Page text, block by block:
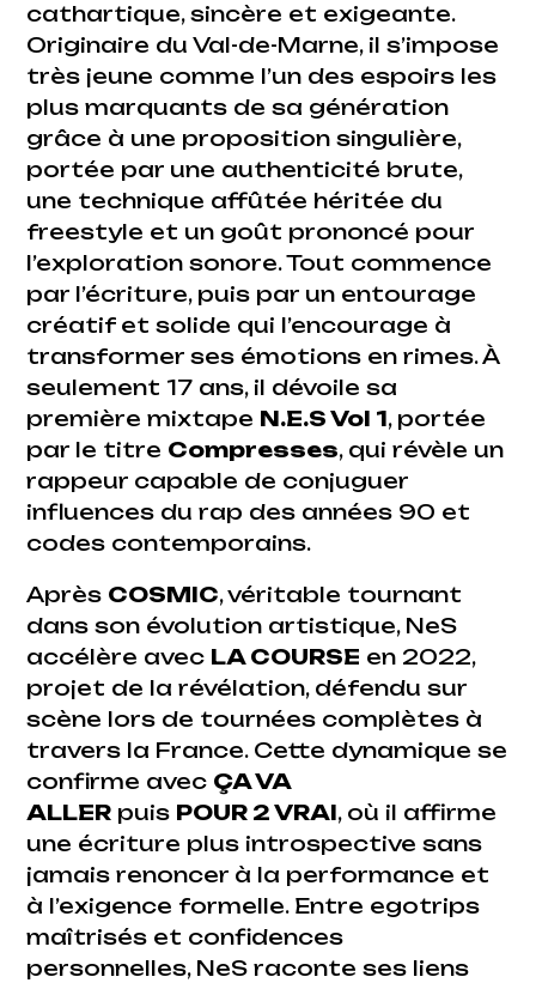
cathartique, sincère et exigeante.
Originaire du Val-de-Marne, il s’impose
très jeune comme l’un des espoirs les
plus marquants de sa génération
grâce à une proposition singulière,
portée par une authenticité brute,
une technique affûtée héritée du
freestyle et un goût prononcé pour
l’exploration sonore. Tout commence
par l’écriture, puis par un entourage
créatif et solide qui l’encourage à
transformer ses émotions en rimes. À
seulement 17 ans, il dévoile sa
première mixtape N.E.S Vol 1, portée
par le titre Compresses, qui révèle un
rappeur capable de conjuguer
influences du rap des années 90 et
codes contemporains.
Après COSMIC, véritable tournant
dans son évolution artistique, NeS
accélère avec LA COURSE en 2022,
projet de la révélation, défendu sur
scène lors de tournées complètes à
travers la France. Cette dynamique se
confirme avec ÇA VA
ALLERpuis POUR 2 VRAI, où il affirme
une écriture plus introspective sans
jamais renoncer à la performance et
à l’exigence formelle. Entre egotrips
maîtrisés et confidences
personnelles, NeS raconte ses liens